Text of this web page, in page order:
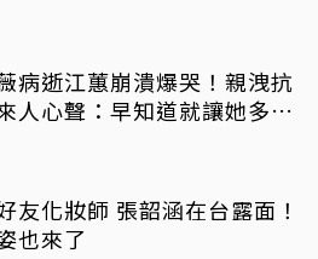
病逝江蕙崩潰爆哭！親洩抗
人心聲：早知道就讓她多化
友化妝師 張韶涵在台露面！
也來了